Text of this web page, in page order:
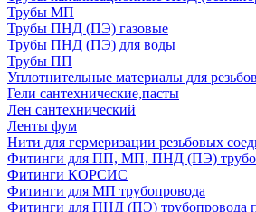
Трубы МП
Трубы ПНД (ПЭ) газовые
Трубы ПНД (ПЭ) для воды
Трубы ПП
Уплотнительные материалы для
Гели сантехнические,пасты
Лен сантехнический
Ленты фум
Нити для гермеризации резьбовых
Фитинги для ПП, МП, ПНД (ПЭ)
Фитинги КОРСИС
Фитинги для МП трубопровода
Фитинги для ПНД (ПЭ) трубопровода